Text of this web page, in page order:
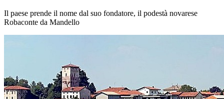
Il paese prende il nome dal suo fondatore, il podestà novarese
Robaconte da Mandello